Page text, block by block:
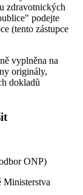
zdravotnických
podejte
(tento zástupce
vyplněna na
originály,
dokladů
ONP)
Ministerstva